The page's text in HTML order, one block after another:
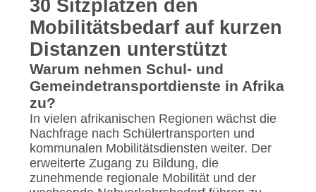
30 Sitzplätzen den
Mobilitätsbedarf auf kurzen
Distanzen unterstützt
Warum nehmen Schul- und
Gemeindetransportdienste in Afrika
zu?
In vielen afrikanischen Regionen wächst die
Nachfrage nach Schülertransporten und
kommunalen Mobilitätsdiensten weiter. Der
erweiterte Zugang zu Bildung, die
zunehmende regionale Mobilität und der